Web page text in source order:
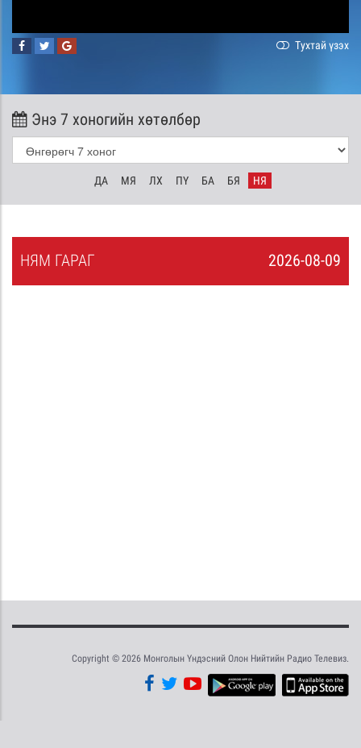
Тухтай үзэх
Энэ 7 хоногийн хөтөлбөр
ДА МЯ ЛХ ПҮ БА БЯ НЯ
2026-08-09
НЯМ ГАРАГ
Copyright © 2026 Монголын Үндэсний Олон Нийтийн Радио Телевиз.